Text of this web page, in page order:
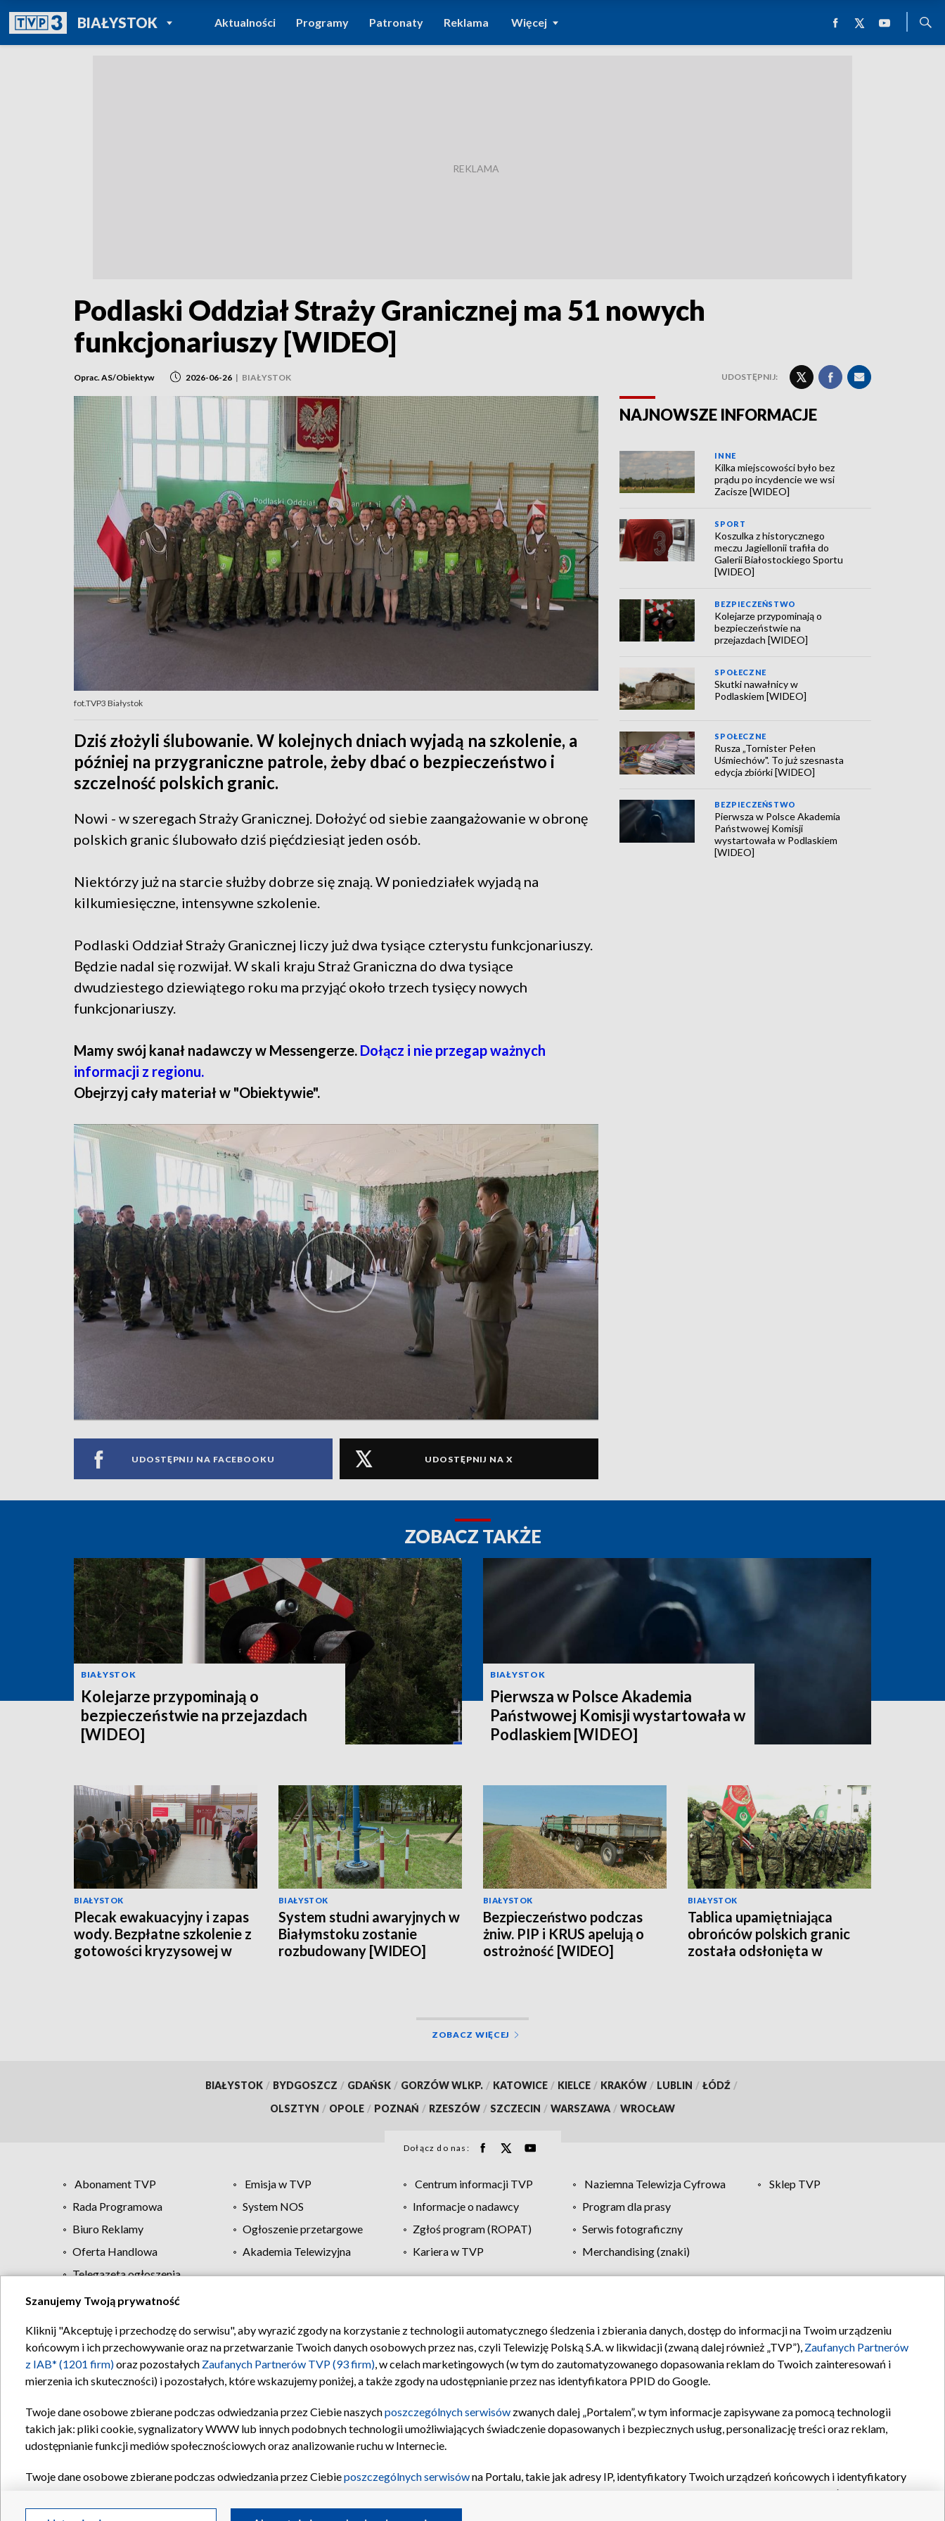
BIAŁYSTOKPOWRÓT DO
TVP REGIONY
Aktualności Programy Patronaty Reklama Więcej
Podlaski Oddział Straży Granicznej ma 51 nowych
funkcjonariuszy [WIDEO]
Oprac. AS/Obiektyw 2026-06-26 | BIAŁYSTOK UDOSTĘPNIJ:
fot.TVP3 Białystok
Dziś złożyli ślubowanie. W kolejnych dniach wyjadą na szkolenie, a
później na przygraniczne patrole, żeby dbać o bezpieczeństwo i
szczelność polskich granic.
Nowi - w szeregach Straży Granicznej. Dołożyć od siebie zaangażowanie w obronę
polskich granic ślubowało dziś pięćdziesiąt jeden osób.
Niektórzy już na starcie służby dobrze się znają. W poniedziałek wyjadą na
kilkumiesięczne, intensywne szkolenie.
Podlaski Oddział Straży Granicznej liczy już dwa tysiące czterystu funkcjonariuszy.
Będzie nadal się rozwijał. W skali kraju Straż Graniczna do dwa tysiące
dwudziestego dziewiątego roku ma przyjąć około trzech tysięcy nowych
funkcjonariuszy.
Mamy swój kanał nadawczy w Messengerze. Dołącz i nie przegap ważnych
informacji z regionu.
Obejrzyj cały materiał w "Obiektywie".
UDOSTĘPNIJ NA FACEBOOKU UDOSTĘPNIJ NA X
NAJNOWSZE INFORMACJE
INNE
Kilka miejscowości było bez
prądu po incydencie we wsi
Zacisze [WIDEO]
SPORT
Koszulka z historycznego
meczu Jagiellonii trafiła do
Galerii Białostockiego Sportu
[WIDEO]
BEZPIECZEŃSTWO
Kolejarze przypominają o
bezpieczeństwie na
przejazdach [WIDEO]
SPOŁECZNE
Skutki nawałnicy w
Podlaskiem [WIDEO]
SPOŁECZNE
Rusza „Tornister Pełen
Uśmiechów". To już szesnasta
edycja zbiórki [WIDEO]
BEZPIECZEŃSTWO
Pierwsza w Polsce Akademia
Państwowej Komisji
wystartowała w Podlaskiem
[WIDEO]
ZOBACZ TAKŻE
BIAŁYSTOK
Kolejarze przypominają o
bezpieczeństwie na przejazdach
[WIDEO]
BIAŁYSTOK
Pierwsza w Polsce Akademia
Państwowej Komisji wystartowała w
Podlaskiem [WIDEO]
BIAŁYSTOK
Plecak ewakuacyjny i zapas
wody. Bezpłatne szkolenie z
gotowości kryzysowej w
BIAŁYSTOK
System studni awaryjnych w
Białymstoku zostanie
rozbudowany [WIDEO]
BIAŁYSTOK
Bezpieczeństwo podczas
żniw. PIP i KRUS apelują o
ostrożność [WIDEO]
BIAŁYSTOK
Tablica upamiętniająca
obrońców polskich granic
została odsłonięta w
ZOBACZ WIĘCEJ
BIAŁYSTOK / BYDGOSZCZ / GDAŃSK / GORZÓW WLKP. / KATOWICE / KIELCE / KRAKÓW / LUBLIN / ŁÓDŹ /
OLSZTYN / OPOLE / POZNAŃ / RZESZÓW / SZCZECIN / WARSZAWA / WROCŁAW
Dołącz do nas:
Abonament TVP Emisja w TVP Centrum informacji TVP Naziemna Telewizja Cyfrowa
Sklep TVP
Rada Programowa
System NOS Informacje o nadawcy
Program dla prasy
Biuro Reklamy
Ogłoszenie przetargowe Zgłoś program (ROPAT)
Serwis fotograficzny
Oferta Handlowa
Akademia Telewizyjna Kariera w TVP
Merchandising (znaki)
Telegazeta ogłoszenia
Regulamin TVP Polityka prywatności Moje zgody Pomoc Biuro reklamy Kontakt
Szanujemy Twoją prywatność
Kliknij "Akceptuję i przechodzę do serwisu", aby wyrazić zgody na korzystanie z technologii automatycznego śledzenia i zbierania danych, dostęp do informacji na Twoim urządzeniu
końcowym i ich przechowywanie oraz na przetwarzanie Twoich danych osobowych przez nas, czyli Telewizję Polską S.A. w likwidacji (zwaną dalej również „TVP”), Zaufanych Partnerów
z IAB* (1201 firm)oraz pozostałych Zaufanych Partnerów TVP (93 firm), w celach marketingowych (w tym do zautomatyzowanego dopasowania reklam do Twoich zainteresowań i
mierzenia ich skuteczności) i pozostałych, które wskazujemy poniżej, a także zgody na udostępnianie przez nas identyfikatora PPID do Google.
Twoje dane osobowe zbierane podczas odwiedzania przez Ciebie naszychposzczególnych serwisów zwanych dalej „Portalem”, w tym informacje zapisywane za pomocą technologii
takich jak: pliki cookie, sygnalizatory WWW lub innych podobnych technologii umożliwiających świadczenie dopasowanych i bezpiecznych usług, personalizację treści oraz reklam,
udostępnianie funkcji mediów społecznościowych oraz analizowanie ruchu w Internecie.
Twoje dane osobowe zbierane podczas odwiedzania przez Ciebieposzczególnych serwisówna Portalu, takie jak adresy IP, identyfikatory Twoich urządzeń końcowych i identyfikatory
oraz pozostałych
Partnerów TVPdla realizacji następujących celów i funkcji: przechowywania informacji na urządzeniu lub dostęp do nich, wyboru podstawowych reklam, wyboru spersonalizowanych